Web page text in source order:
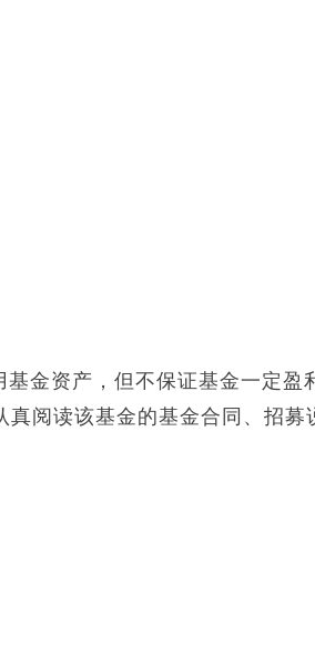
金资产，但不保证基金一定盈
阅读该基金的基金合同、招募